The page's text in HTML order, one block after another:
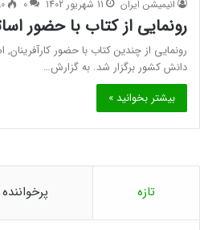
انیمیشن ایران 11 شهریور 1402 0
رونمایی از کتاب با حضور
رونمایی از چندین کتاب با حضور کارآفرینان,
دانش کشور برگزار شد. به گزارش…
بیشتر بخوانید »
تازه پرخواننده